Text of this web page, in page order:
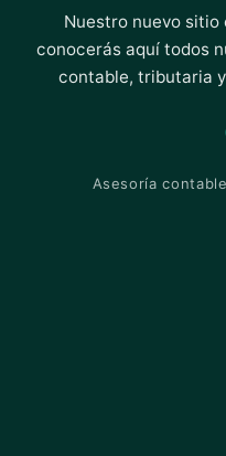
Nuestro nuevo
conocerás aquí todos
contable, tributaria
Asesoría